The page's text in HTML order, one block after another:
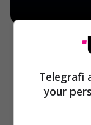
Telegrafi
your